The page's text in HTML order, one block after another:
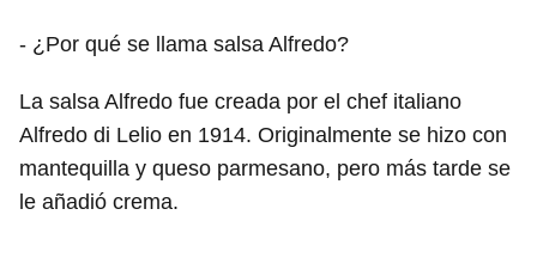
- ¿Por qué se llama salsa Alfredo?
La salsa Alfredo fue creada por el chef italiano
Alfredo di Lelio en 1914. Originalmente se hizo con
mantequilla y queso parmesano, pero más tarde se
le añadió crema.